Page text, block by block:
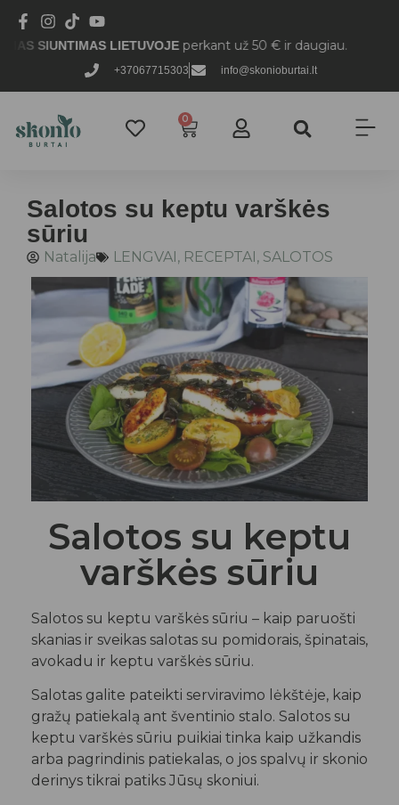
+37067715303 info@skonioburtai.lt
LIETUVOJEperkant už 50 € ir daugiau.
0
Salotos su keptu varškės
sūriu
Natalija LENGVAI, RECEPTAI, SALOTOS
Salotos su keptu
varškės sūriu
Salotos su keptu varškės sūriu – kaip paruošti
skanias ir sveikas salotas su pomidorais, špinatais,
avokadu ir keptu varškės sūriu.
Salotas galite pateikti serviravimo lėkštėje, kaip
gražų patiekalą ant šventinio stalo. Salotos su
keptu varškės sūriu puikiai tinka kaip užkandis
arba pagrindinis patiekalas, o jos spalvų ir skonio
derinys tikrai patiks Jūsų skoniui.